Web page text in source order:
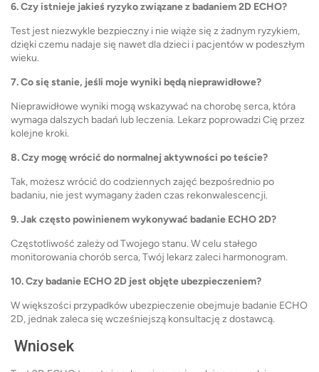
6. Czy istnieje jakieś ryzyko związane z badaniem 2D ECHO?
Test jest niezwykle bezpieczny i nie wiąże się z żadnym ryzykiem,
dzięki czemu nadaje się nawet dla dzieci i pacjentów w podeszłym
wieku.
7. Co się stanie, jeśli moje wyniki będą nieprawidłowe?
Nieprawidłowe wyniki mogą wskazywać na chorobę serca, która
wymaga dalszych badań lub leczenia. Lekarz poprowadzi Cię przez
kolejne kroki.
8. Czy mogę wrócić do normalnej aktywności po teście?
Tak, możesz wrócić do codziennych zajęć bezpośrednio po
badaniu, nie jest wymagany żaden czas rekonwalescencji.
9. Jak często powinienem wykonywać badanie ECHO 2D?
Częstotliwość zależy od Twojego stanu. W celu stałego
monitorowania chorób serca, Twój lekarz zaleci harmonogram.
10. Czy badanie ECHO 2D ​​jest objęte ubezpieczeniem?
W większości przypadków ubezpieczenie obejmuje badanie ECHO
2D, jednak zaleca się wcześniejszą konsultację z dostawcą.
Wniosek